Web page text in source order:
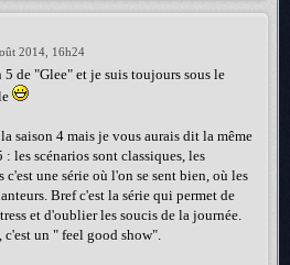
2014, 16h24
5 de "Glee" et je suis toujours sous le
saison 4 mais je vous aurais dit la même
les scénarios sont classiques, les
c'est une série où l'on se sent bien, où les
Bref c'est la série qui permet de
et d'oublier les soucis de la journée.
c'est un " feel good show".